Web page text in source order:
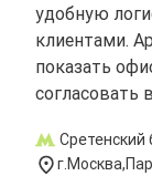
удобную
клиентами.
показать
согласовать
Сретенский